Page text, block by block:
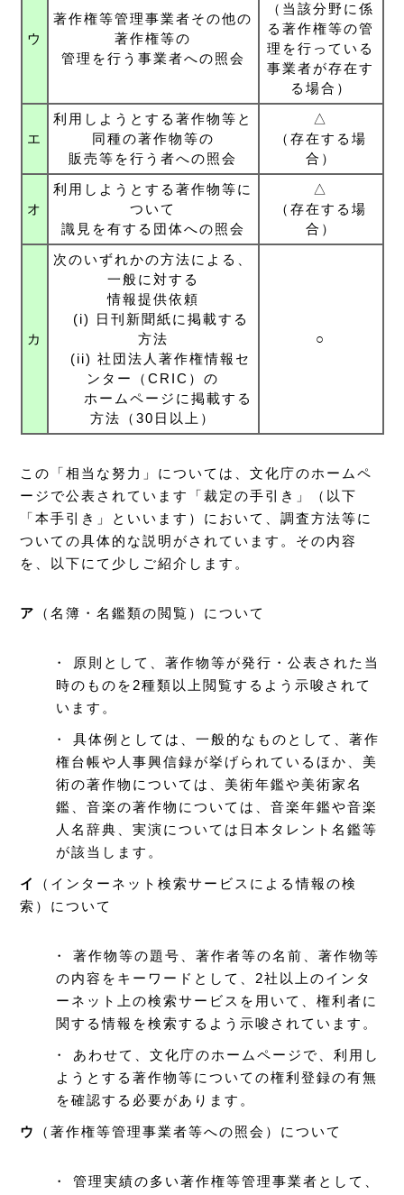
ウ
著作権等管理事業者その他の
著作権等の
管理を行う事業者への照会
（当該分野に係
る著作権等の管
理を行っている
事業者が存在す
る場合）
エ
利用しようとする著作物等と
同種の著作物等の
販売等を行う者への照会
△
（存在する場
合）
オ
利用しようとする著作物等に
ついて
識見を有する団体への照会
△
（存在する場
合）
カ
次のいずれかの方法による、
一般に対する
情報提供依頼
(i) 日刊新聞紙に掲載する
方法
(ii) 社団法人著作権情報セ
ンター（CRIC）の
ホームページに掲載する
方法（30日以上）
○
この「相当な努力」については、文化庁のホームペ
ージで公表されています「裁定の手引き」（以下
「本手引き」といいます）において、調査方法等に
ついての具体的な説明がされています。その内容
を、以下にて少しご紹介します。
ア （名簿・名鑑類の閲覧）について
・ 原則として、著作物等が発行・公表された当
時のものを2種類以上閲覧するよう示唆されて
います。
・ 具体例としては、一般的なものとして、著作
権台帳や人事興信録が挙げられているほか、美
術の著作物については、美術年鑑や美術家名
鑑、音楽の著作物については、音楽年鑑や音楽
人名辞典、実演については日本タレント名鑑等
が該当します。
イ
（インターネット検索サービスによる情報の検
索）について
・ 著作物等の題号、著作者等の名前、著作物等
の内容をキーワードとして、2社以上のインタ
ーネット上の検索サービスを用いて、権利者に
関する情報を検索するよう示唆されています。
・ あわせて、文化庁のホームページで、利用し
ようとする著作物等についての権利登録の有無
を確認する必要があります。
ウ （著作権等管理事業者等への照会）について
・ 管理実績の多い著作権等管理事業者として、